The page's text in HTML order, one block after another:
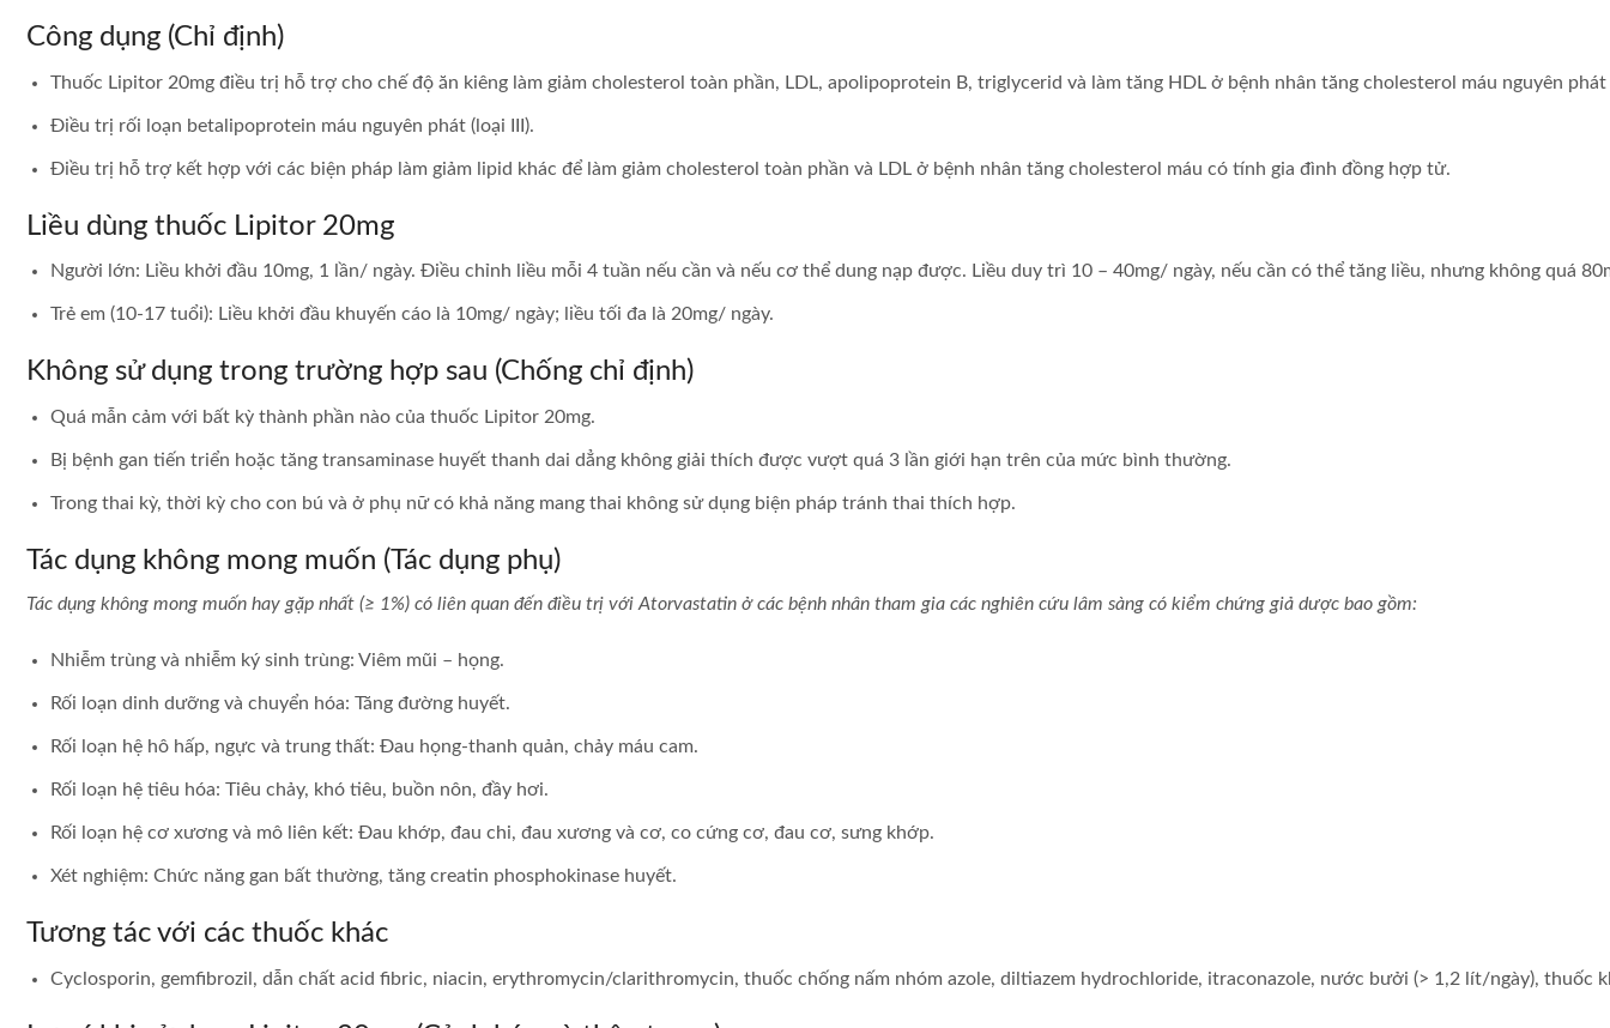
Công dụng (Chỉ định)
Thuốc Lipitor 20mg điều trị hỗ trợ cho chế độ ăn kiêng làm giảm cholesterol toàn phần, LDL, apolipoprotein B, triglycerid và làm tăng HDL ở bệnh nhân tăng cholesterol máu nguyên
Ðiều trị rối loạn betalipoprotein máu nguyên phát (loại III).
Ðiều trị hỗ trợ kết hợp với các biện pháp làm giảm lipid khác để làm giảm cholesterol toàn phần và LDL ở bệnh nhân tăng cholesterol máu có tính gia đình đồng hợp tử.
Liều dùng thuốc Lipitor 20mg
Người lớn: Liều khởi đầu 10mg, 1 lần/ ngày. Ðiều chỉnh liều mỗi 4 tuần nếu cần và nếu cơ thể dung nạp được. Liều duy trì 10 – 40mg/ ngày, nếu cần có thể tăng liều, nhưng không quá
Trẻ em (10-17 tuổi): Liều khởi đầu khuyến cáo là 10mg/ ngày; liều tối đa là 20mg/ ngày.
Không sử dụng trong trường hợp sau (Chống chỉ định)
Quá mẫn cảm với bất kỳ thành phần nào của thuốc Lipitor 20mg.
Bị bệnh gan tiến triển hoặc tăng transaminase huyết thanh dai dẳng không giải thích được vượt quá 3 lần giới hạn trên của mức bình thường.
Trong thai kỳ, thời kỳ cho con bú và ở phụ nữ có khả năng mang thai không sử dụng biện pháp tránh thai thích hợp.
Tác dụng không mong muốn (Tác dụng phụ)
Tác dụng không mong muốn hay gặp nhất (≥ 1%) có liên quan đến điều trị với Atorvastatin ở các bệnh nhân tham gia các nghiên cứu lâm sàng có kiểm chứng giả dược bao gồm:
Nhiễm trùng và nhiễm ký sinh trùng: Viêm mũi – họng.
Rối loạn dinh dưỡng và chuyển hóa: Tăng đường huyết.
Rối loạn hệ hô hấp, ngực và trung thất: Đau họng-thanh quản, chảy máu cam.
Rối loạn hệ tiêu hóa: Tiêu chảy, khó tiêu, buồn nôn, đầy hơi.
Rối loạn hệ cơ xương và mô liên kết: Đau khớp, đau chi, đau xương và cơ, co cứng cơ, đau cơ, sưng khớp.
Xét nghiệm: Chức năng gan bất thường, tăng creatin phosphokinase huyết.
Tương tác với các thuốc khác
Cyclosporin, gemfibrozil, dẫn chất acid fibric, niacin, erythromycin/clarithromycin, thuốc chống nấm nhóm azole, diltiazem hydrochloride, itraconazole, nước bưởi (> 1,2 lít/ngày),